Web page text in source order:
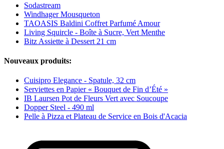
Sodastream
Windhager Mousqueton
TAOASIS Baldini Coffret Parfumé Amour
Living Squircle - Boîte à Sucre, Vert Menthe
Bitz Assiette à Dessert 21 cm
Nouveaux produits:
Cuisipro Elegance - Spatule, 32 cm
Serviettes en Papier « Bouquet de Fin d’Été »
IB Laursen Pot de Fleurs Vert avec Soucoupe
Dopper Steel - 490 ml
Pelle à Pizza et Plateau de Service en Bois d'Acacia